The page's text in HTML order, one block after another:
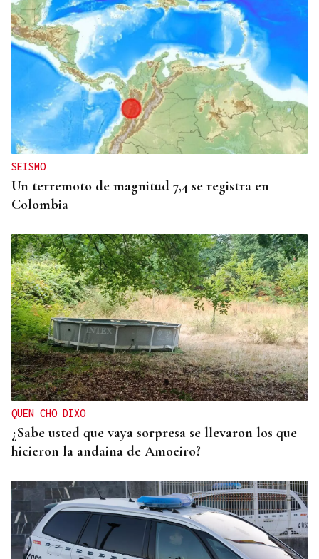
ENTREVISTA
David Blanco, CEO en Beniu: “El dron no toca el
terreno el terreno, no se atasca y no deja rodadas”
SEISMO
Un terremoto de magnitud 7,4 se registra en
Colombia
QUEN CHO DIXO
¿Sabe usted que vaya sorpresa se llevaron los que
hicieron la andaina de Amoeiro?